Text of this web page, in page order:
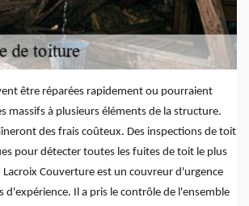
être réparées rapidement ou pourraient
massifs à plusieurs éléments de la structure.
des frais coûteux. Des inspections de toit
pour détecter toutes les fuites de toit le plus
Couverture est un couvreur d'urgence
d'expérience. Il a pris le contrôle de l'ensemble